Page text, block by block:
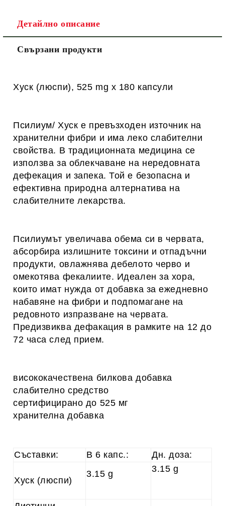
Детайлно описание
Свързани продукти
Хуск (люспи), 525 mg x 180 капсули
Псилиум/ Хуск е превъзходен източник на
хранителни фибри и има леко слабителни
свойства. В традиционната медицина се
използва за облекчаване на нередовната
дефекация и запека. Той е безопасна и
ефективна природна алтернатива на
слабителните лекарства.
Псилиумът увеличава обема си в червата,
абсорбира излишните токсини и отпадъчни
продукти, овлажнява дебелото черво и
омекотява фекалиите. Идеален за хора,
които имат нужда от добавка за ежедневно
набавяне на фибри и подпомагане на
редовното изпразване на червата.
Предизвиква дефакация в рамките на 12 до
72 часа след прием.
висококачествена билкова добавка
слабително средство
сертифицирано до 525 мг
хранителна добавка
Съставки: В 6 капс.: Дн. доза:
Хуск (люспи)
3.15 g 3.15 g